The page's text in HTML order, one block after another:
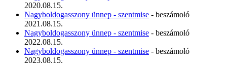
2020.08.15.
Nagyboldogasszony ünnep - szentmise - beszámoló
2021.08.15.
Nagyboldogasszony ünnep - szentmise - beszámoló
2022.08.15.
Nagyboldogasszony ünnep - szentmise - beszámoló
2023.08.15.